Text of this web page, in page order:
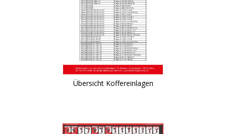
Übersicht Koffereinlagen